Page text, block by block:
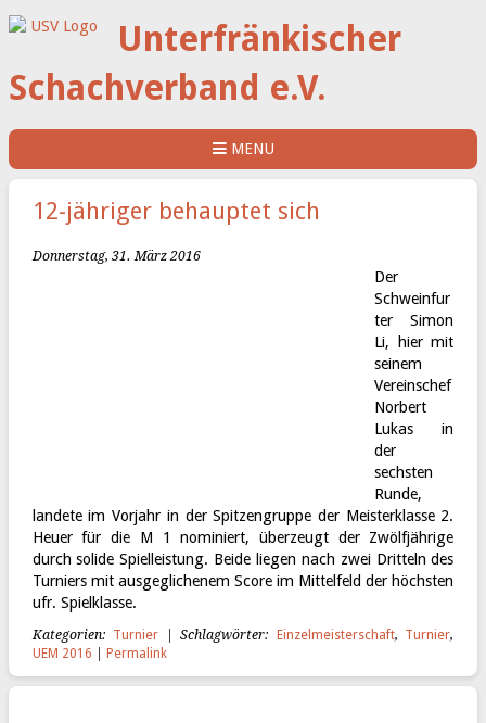
Unterfränkischer
Schachverband e.V.
MENU
12-jähriger behauptet sich
Donnerstag, 31. März 2016
Der
Schweinfur
ter Simon
Li, hier mit
seinem
Vereinschef
Norbert
Lukas in
der
sechsten
Runde,
landete im Vorjahr in der Spitzengruppe der Meisterklasse 2.
Heuer für die M 1 nominiert, überzeugt der Zwölfjährige
durch solide Spielleistung. Beide liegen nach zwei Dritteln des
Turniers mit ausgeglichenem Score im Mittelfeld der höchsten
ufr. Spielklasse.
Kategorien: Turnier | Schlagwörter: Einzelmeisterschaft, Turnier,
UEM 2016
Permalink